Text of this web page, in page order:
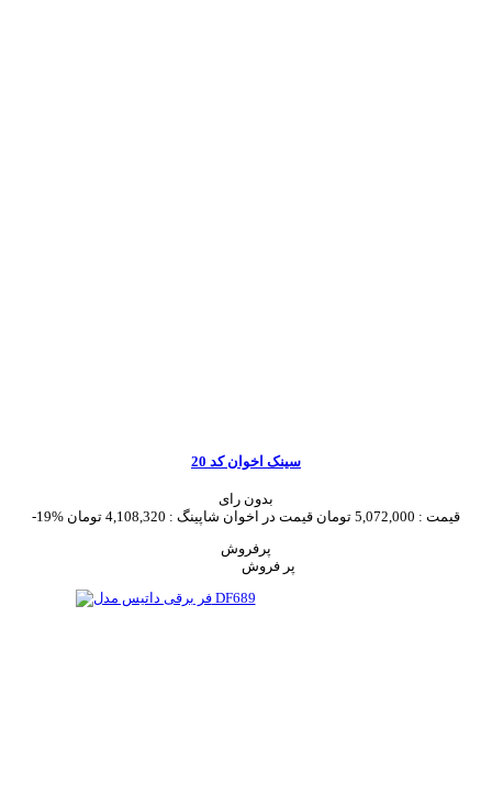
سینک اخوان کد 20
بدون رای
-19%
قیمت : 5,072,000 تومان قیمت در اخوان شاپینگ : 4,108,320 تومان
پرفروش